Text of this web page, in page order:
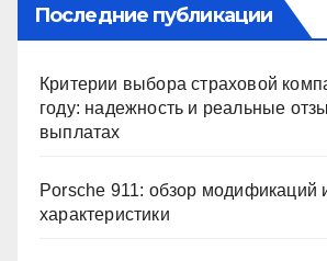
Последние публикации
Критерии выбора страховой
году: надежность и реальные
выплатах
Porsche 911: обзор модификаций
характеристики